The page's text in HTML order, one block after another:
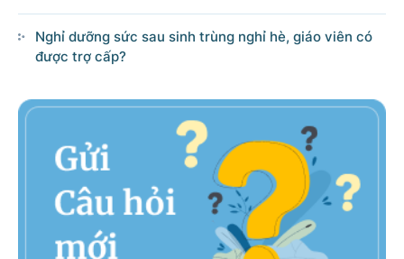
Nghỉ dưỡng sức sau sinh trùng nghỉ hè, giáo viên có
được trợ cấp?